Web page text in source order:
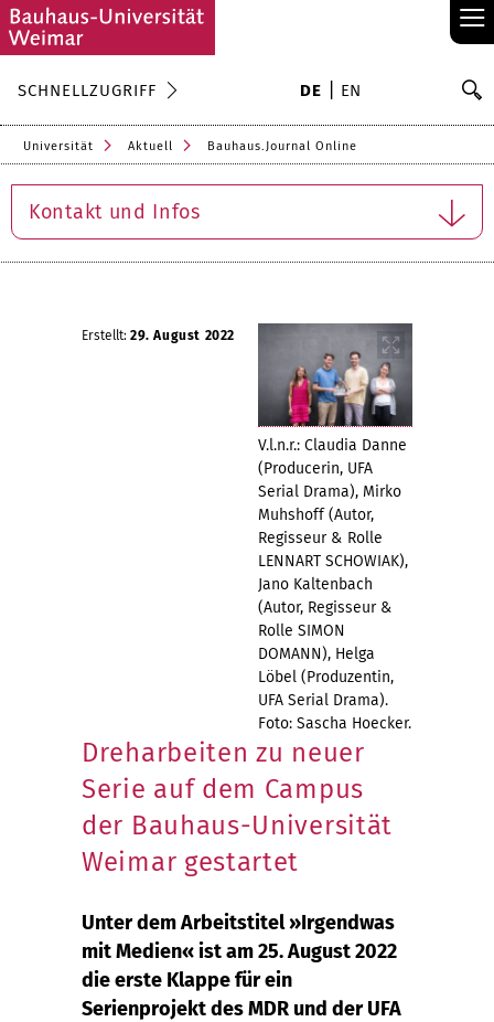
≡
SCHNELLZUGRIFF DE EN
Universität Aktuell Bauhaus.Journal Online
Kontakt und Infos
V.l.n.r.: Claudia Danne
(Producerin, UFA
Serial Drama), Mirko
Muhshoff (Autor,
Regisseur & Rolle
LENNART SCHOWIAK),
Jano Kaltenbach
(Autor, Regisseur &
Rolle SIMON
DOMANN), Helga
Löbel (Produzentin,
UFA Serial Drama).
Foto: Sascha Hoecker.
Erstellt: 29. August 2022
Dreharbeiten zu neuer
Serie auf dem Campus
der Bauhaus-Universität
Weimar gestartet
Unter dem Arbeitstitel »Irgendwas
mit Medien« ist am 25. August 2022
die erste Klappe für ein
Serienprojekt des MDR und der UFA